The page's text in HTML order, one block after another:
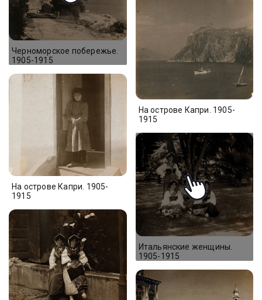
Черноморское побережье.
1905-1915
На острове Капри. 1905-
1915
На острове Капри. 1905-
1915
Итальянские женщины.
1905-1915